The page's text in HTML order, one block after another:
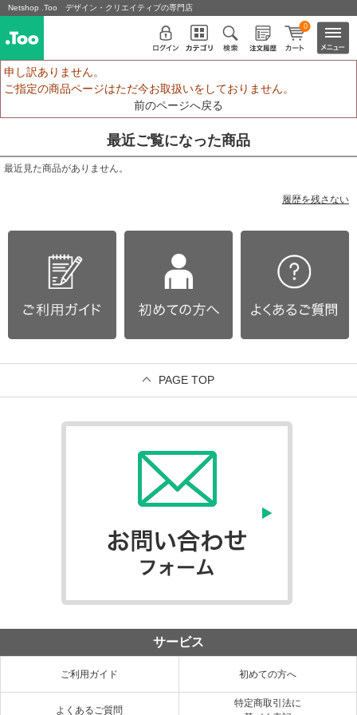
Netshop .Too デザイン・クリエイティブの専門店
0
申し訳ありません。
ご指定の商品ページはただ今お取扱いをしておりません。
前のページへ戻る
最近ご覧になった商品
最近見た商品がありません。
履歴を残さない
PAGE TOP
サービス
ご利用ガイド 初めての方へ
よくあるご質問
特定商取引法に